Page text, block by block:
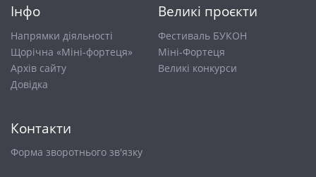
Інфо
Напрямки діяльності
Щорічна «Міні-фортеця»
Архів сайту
Довiдка
Великі проєкти
Фестиваль БУКОН
Міні-Фортеця
Великі конкурси
Контакти
Форма зворотнього зв'язку